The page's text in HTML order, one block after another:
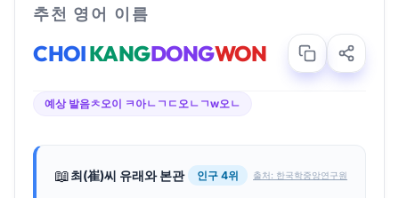
추천 영어 이름
CHOIKANGDONGWON
예상 발음ㅊ오이 ㅋ아ㄴㄱㄷ오ㄴㄱw오ㄴ
📖최(崔)씨 유래와 본관 인구 4위 출처: 한국학중앙연구원